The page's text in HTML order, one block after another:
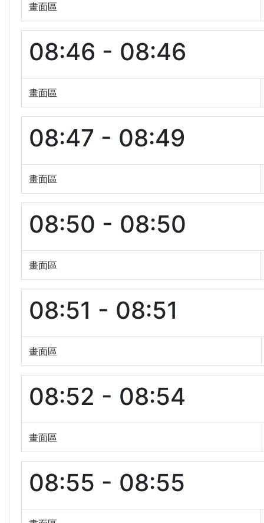
畫面區
08:46 - 08:46
畫面區
08:47 - 08:49
畫面區
08:50 - 08:50
畫面區
08:51 - 08:51
畫面區
08:52 - 08:54
畫面區
08:55 - 08:55